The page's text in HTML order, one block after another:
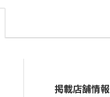
掲載店舗情報